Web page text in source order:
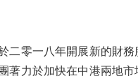
二零一八年開展新的財務
著力於加快在中港兩地市